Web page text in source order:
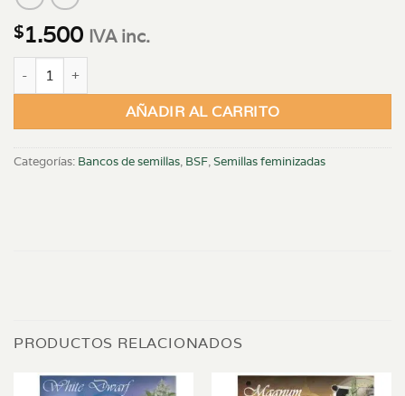
$1.500 IVA inc.
OBG KUSH FAST VERSION - X4 cantidad
AÑADIR AL CARRITO
Categorías: Bancos de semillas, BSF,Semillas feminizadas
PRODUCTOS RELACIONADOS